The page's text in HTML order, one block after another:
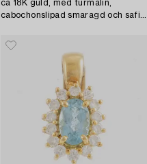
ca 18K guld, med turmalin,
cabochonslipad smaragd och safir